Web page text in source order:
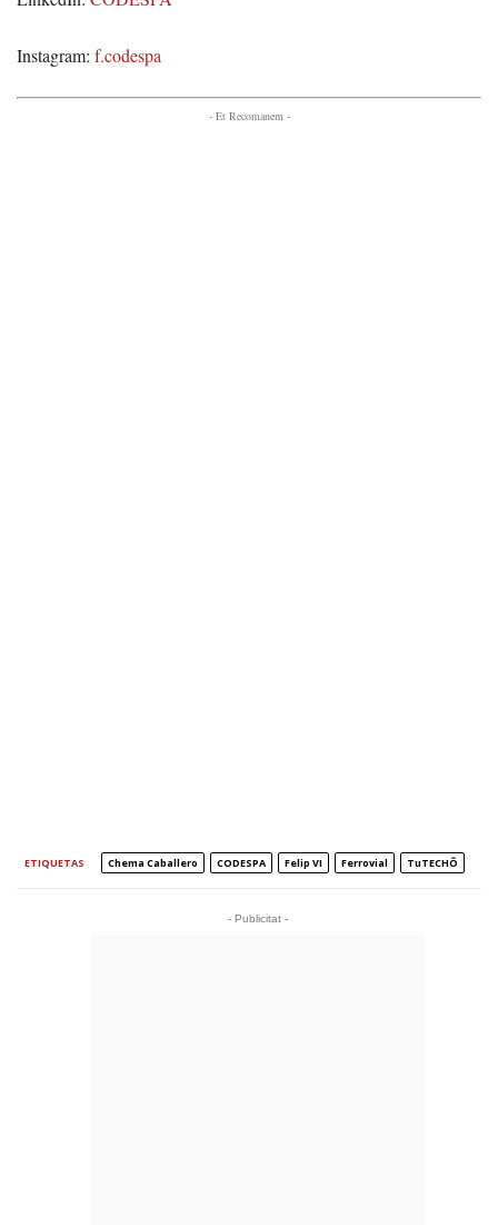
Instagram: f.codespa
- Et Recomanem -
ETIQUETAS Chema Caballero CODESPA Felip VI Ferrovial TuTECHÔ
- Publicitat -